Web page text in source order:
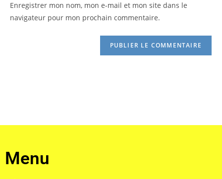
Enregistrer mon nom, mon e-mail et mon site dans le
navigateur pour mon prochain commentaire.
Menu